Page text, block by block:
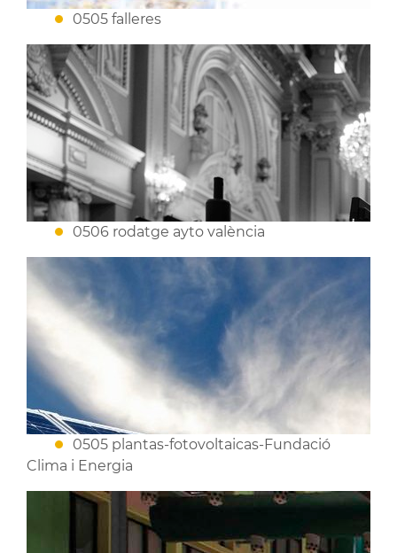
0505 falleres
0506 rodatge ayto valència
0505 plantas-fotovoltaicas-Fundació
Clima i Energia